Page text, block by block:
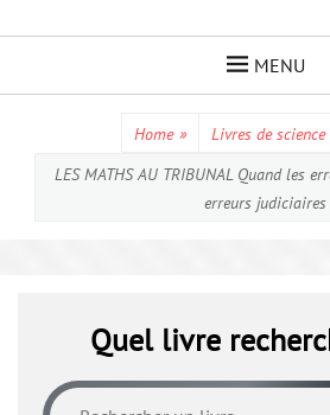
MENU
Home » Livres de
LES MATHS AU TRIBUNAL Quand les
erreurs judiciaires
Quel livre